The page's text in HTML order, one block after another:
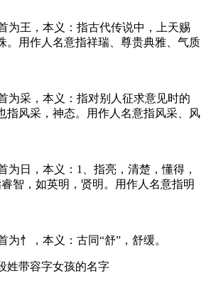
为王，本义：指古代传说中，上天赐
。用作人名意指祥瑞、尊贵典雅、气质
为采，本义：指对别人征求意见时的
指风采，神态。用作人名意指风采、风
为日，本义：1、指亮，清楚，懂得，
智，如英明，贤明。用作人名意指明
为忄，本义：古同“舒”，舒缓。